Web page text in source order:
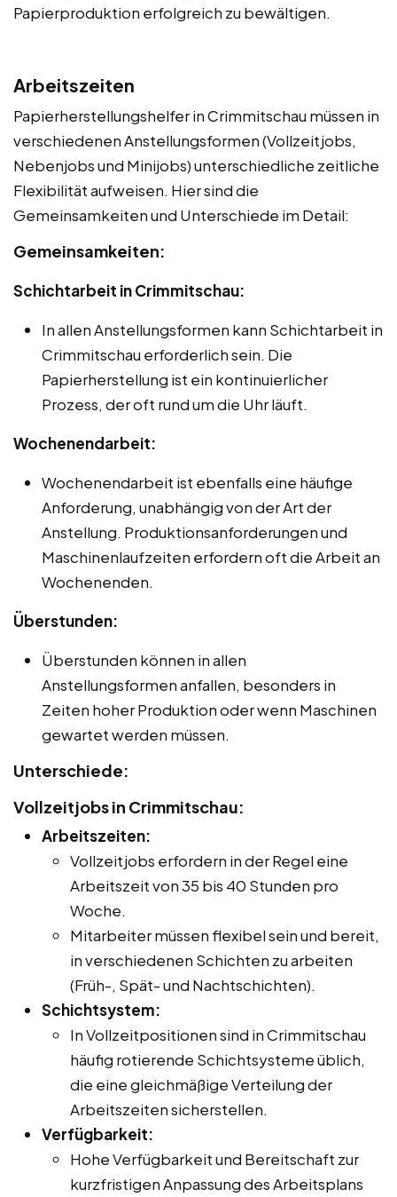
Papierproduktion erfolgreich zu bewältigen.
Arbeitszeiten
Papierherstellungshelfer in Crimmitschau müssen in
verschiedenen Anstellungsformen (Vollzeitjobs,
Nebenjobs und Minijobs) unterschiedliche zeitliche
Flexibilität aufweisen. Hier sind die
Gemeinsamkeiten und Unterschiede im Detail:
Gemeinsamkeiten:
Schichtarbeit in Crimmitschau:
In allen Anstellungsformen kann Schichtarbeit in
Crimmitschau erforderlich sein. Die
Papierherstellung ist ein kontinuierlicher
Prozess, der oft rund um die Uhr läuft.
Wochenendarbeit:
Wochenendarbeit ist ebenfalls eine häufige
Anforderung, unabhängig von der Art der
Anstellung. Produktionsanforderungen und
Maschinenlaufzeiten erfordern oft die Arbeit an
Wochenenden.
Überstunden:
Überstunden können in allen
Anstellungsformen anfallen, besonders in
Zeiten hoher Produktion oder wenn Maschinen
gewartet werden müssen.
Unterschiede:
Vollzeitjobs in Crimmitschau:
Arbeitszeiten:
Vollzeitjobs erfordern in der Regel eine
Arbeitszeit von 35 bis 40 Stunden pro
Woche.
Mitarbeiter müssen flexibel sein und bereit,
in verschiedenen Schichten zu arbeiten
(Früh-, Spät- und Nachtschichten).
Schichtsystem:
In Vollzeitpositionen sind in Crimmitschau
häufig rotierende Schichtsysteme üblich,
die eine gleichmäßige Verteilung der
Arbeitszeiten sicherstellen.
Verfügbarkeit:
Hohe Verfügbarkeit und Bereitschaft zur
kurzfristigen Anpassung des Arbeitsplans